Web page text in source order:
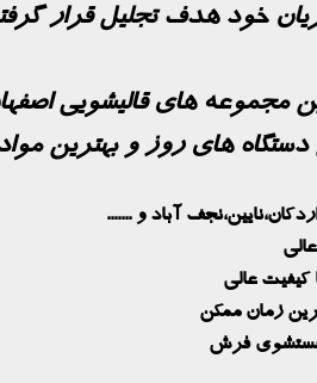
خود هدف تجلیل قرار
دستگاه های روز و بهترین